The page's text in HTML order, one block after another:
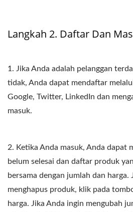
Langkah 2. Daftar Dan
1. Jika Anda adalah pelanggan
tidak, Anda dapat mendaftar
Google, Twitter, LinkedIn dan
masuk.
2. Ketika Anda masuk, Anda dapat
belum selesai dan daftar produk
bersama dengan jumlah dan harga.
menghapus produk, klik pada
harga. Jika Anda ingin mengubah